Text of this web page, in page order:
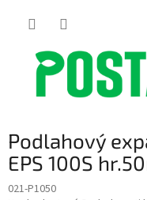
Podlahový
EPS 100S
021-P1050